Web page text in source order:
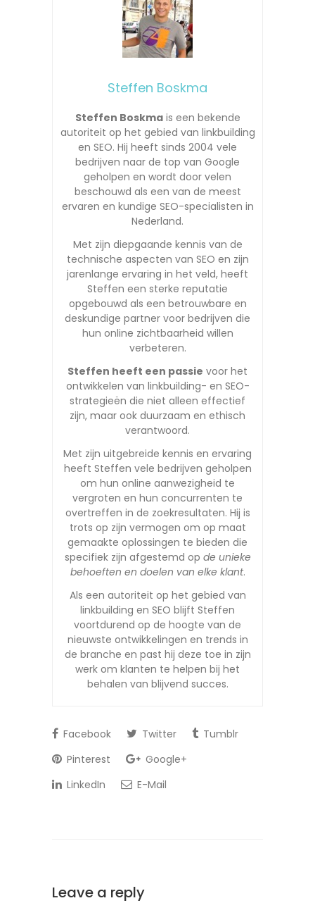
Steffen Boskma
Steffen Boskmais een bekende
autoriteit op het gebied van linkbuilding
en SEO. Hij heeft sinds 2004 vele
bedrijven naar de top van Google
geholpen en wordt door velen
beschouwd als een van de meest
ervaren en kundige SEO-specialisten in
Nederland.
Met zijn diepgaande kennis van de
technische aspecten van SEO en zijn
jarenlange ervaring in het veld, heeft
Steffen een sterke reputatie
opgebouwd als een betrouwbare en
deskundige partner voor bedrijven die
hun online zichtbaarheid willen
verbeteren.
Steffen heeft een passie voor het
ontwikkelen van linkbuilding- en SEO-
strategieën die niet alleen effectief
zijn, maar ook duurzaam en ethisch
verantwoord.
Met zijn uitgebreide kennis en ervaring
heeft Steffen vele bedrijven geholpen
om hun online aanwezigheid te
vergroten en hun concurrenten te
overtreffen in de zoekresultaten. Hij is
trots op zijn vermogen om op maat
gemaakte oplossingen te bieden die
specifiek zijn afgestemd op de unieke
behoeften en doelen van elke klant.
Als een autoriteit op het gebied van
linkbuilding en SEO blijft Steffen
voortdurend op de hoogte van de
nieuwste ontwikkelingen en trends in
de branche en past hij deze toe in zijn
werk om klanten te helpen bij het
behalen van blijvend succes.
Facebook Twitter
Tumblr
Pinterest
Google+
LinkedIn
E-Mail
Leave a reply